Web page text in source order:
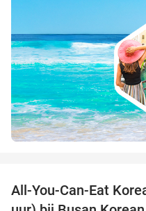
All-You-Can-Eat